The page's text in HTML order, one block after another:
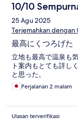
10/10
25 Agu 2025
Terjemahkan dengan
最高にくつろげた
立地も最高で温泉も
ト案内もとても詳し
と思った。
Perjalanan 2 malam
Ulasan terverifikasi